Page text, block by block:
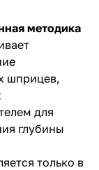
методика
шприцев,
для
глубины
только в